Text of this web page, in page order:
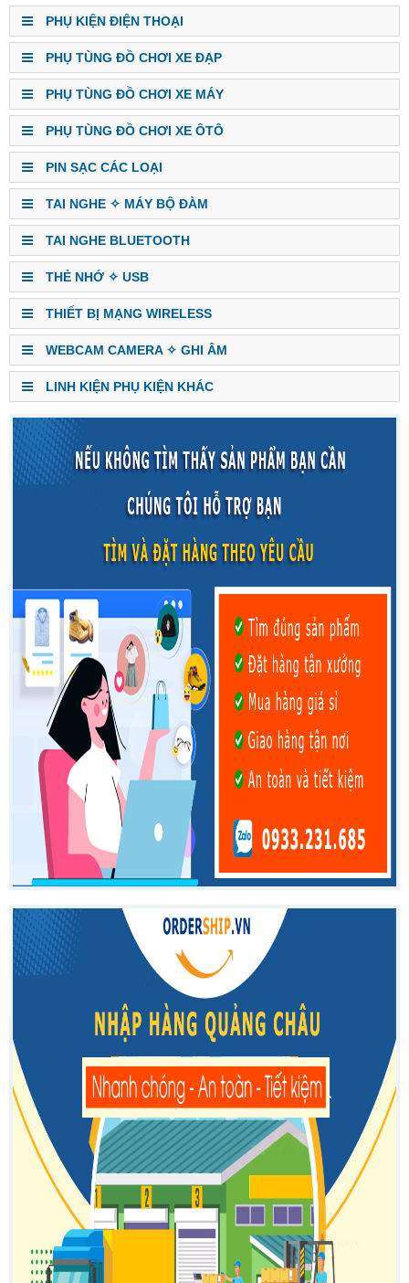
PHỤ KIỆN ĐIỆN THOẠI
PHỤ TÙNG ĐỒ CHƠI XE ĐẠP
PHỤ TÙNG ĐỒ CHƠI XE MÁY
PHỤ TÙNG ĐỒ CHƠI XE ÔTÔ
PIN SẠC CÁC LOẠI
TAI NGHE ✧ MÁY BỘ ĐÀM
TAI NGHE BLUETOOTH
THẺ NHỚ ✧ USB
THIẾT BỊ MẠNG WIRELESS
WEBCAM CAMERA ✧ GHI ÂM
LINH KIỆN PHỤ KIỆN KHÁC